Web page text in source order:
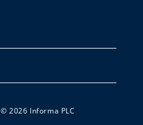
© 2026 Informa PLC